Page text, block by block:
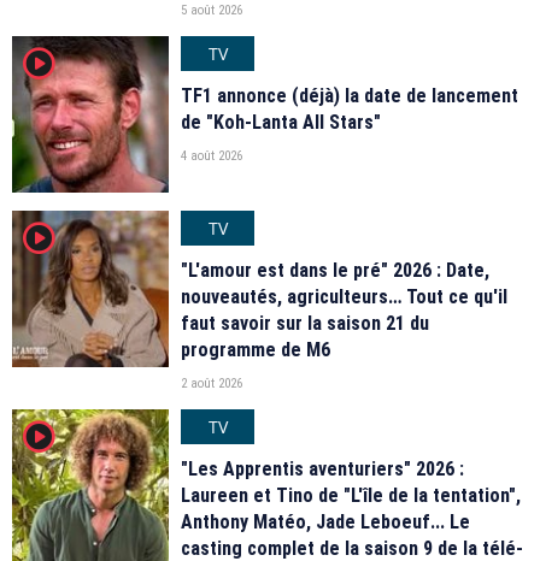
5 août 2026
player2
TV
TF1 annonce (déjà) la date de lancement
de "Koh-Lanta All Stars"
4 août 2026
player2
TV
"L'amour est dans le pré" 2026 : Date,
nouveautés, agriculteurs… Tout ce qu'il
faut savoir sur la saison 21 du
programme de M6
2 août 2026
player2
TV
"Les Apprentis aventuriers" 2026 :
Laureen et Tino de "L'île de la tentation",
Anthony Matéo, Jade Leboeuf... Le
casting complet de la saison 9 de la télé-